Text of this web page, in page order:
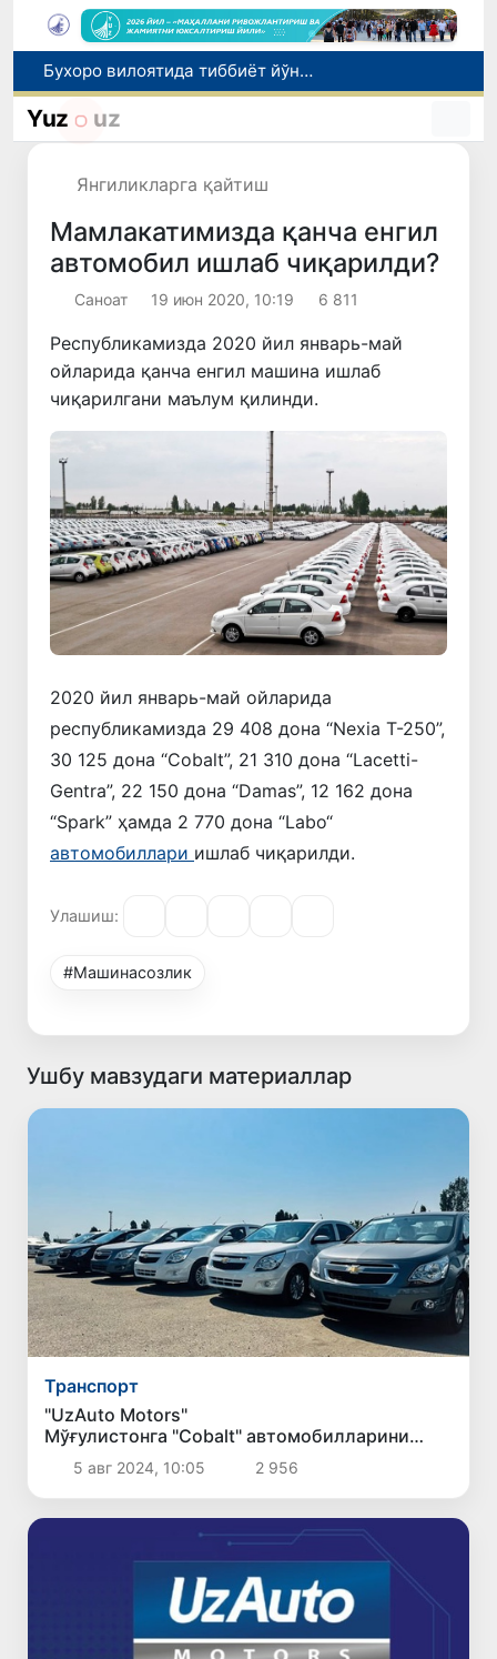
Тошкентда қиздан 3 минг доллар товламачилик қилган шахс ушланди
Жиззахда «Янги Ўзбекистон» ва «Правда Востока» газеталари кунлари ўтказилди
Yuz uz
Янгиликларга қайтиш
Мамлакатимизда қанча енгил
автомобил ишлаб чиқарилди?
Саноат 19 июн 2020, 10:19 6 811
Республикамизда 2020 йил январь-май
ойларида қанча енгил машина ишлаб
чиқарилгани маълум қилинди.
2020 йил январь-май ойларида
республикамизда 29 408 дона “Nexia T-250”,
30 125 дона “Cobalt”, 21 310 дона “Lacetti-
Gentra”, 22 150 дона “Damas”, 12 162 дона
“Spark” ҳамда 2 770 дона “Labo“
автомобиллари ишлаб чиқарилди.
Улашиш:
#Машинасозлик
Ушбу мавзудаги материаллар
Транспорт
"UzAuto Motors"
Мўғулистонга "Cobalt" автомобилларини
экспорт қилишни бошлади
5 авг 2024, 10:05 2 956